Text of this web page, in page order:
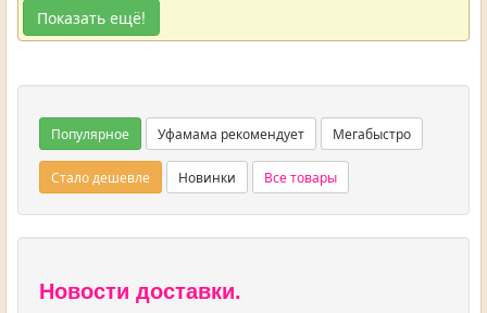
Показать ещё!
Популярное Уфамама рекомендует Мегабыстро
Стало дешевле Новинки Все товары
Новости доставки.